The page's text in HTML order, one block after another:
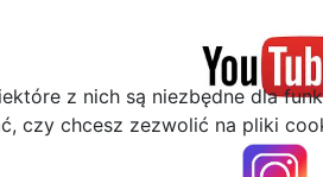
z nich są niezbędne dla
czy chcesz zezwolić na pliki